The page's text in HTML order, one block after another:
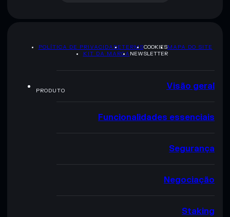
POLÍTICA DE PRIVACIDADETERMSCOOKIESMAPA DO SITE
KIT DA MARCA NEWSLETTER
PRODUTO Visão geral
Funcionalidades essenciais
Segurança
Negociação
Staking